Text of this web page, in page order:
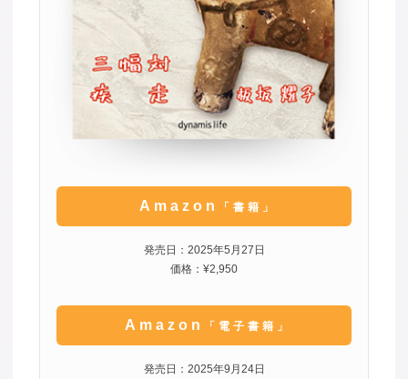
Amazon 「書籍」
発売日：2025年5月27日
価格：¥2,950
Amazon 「電子書籍」
発売日：2025年9月24日